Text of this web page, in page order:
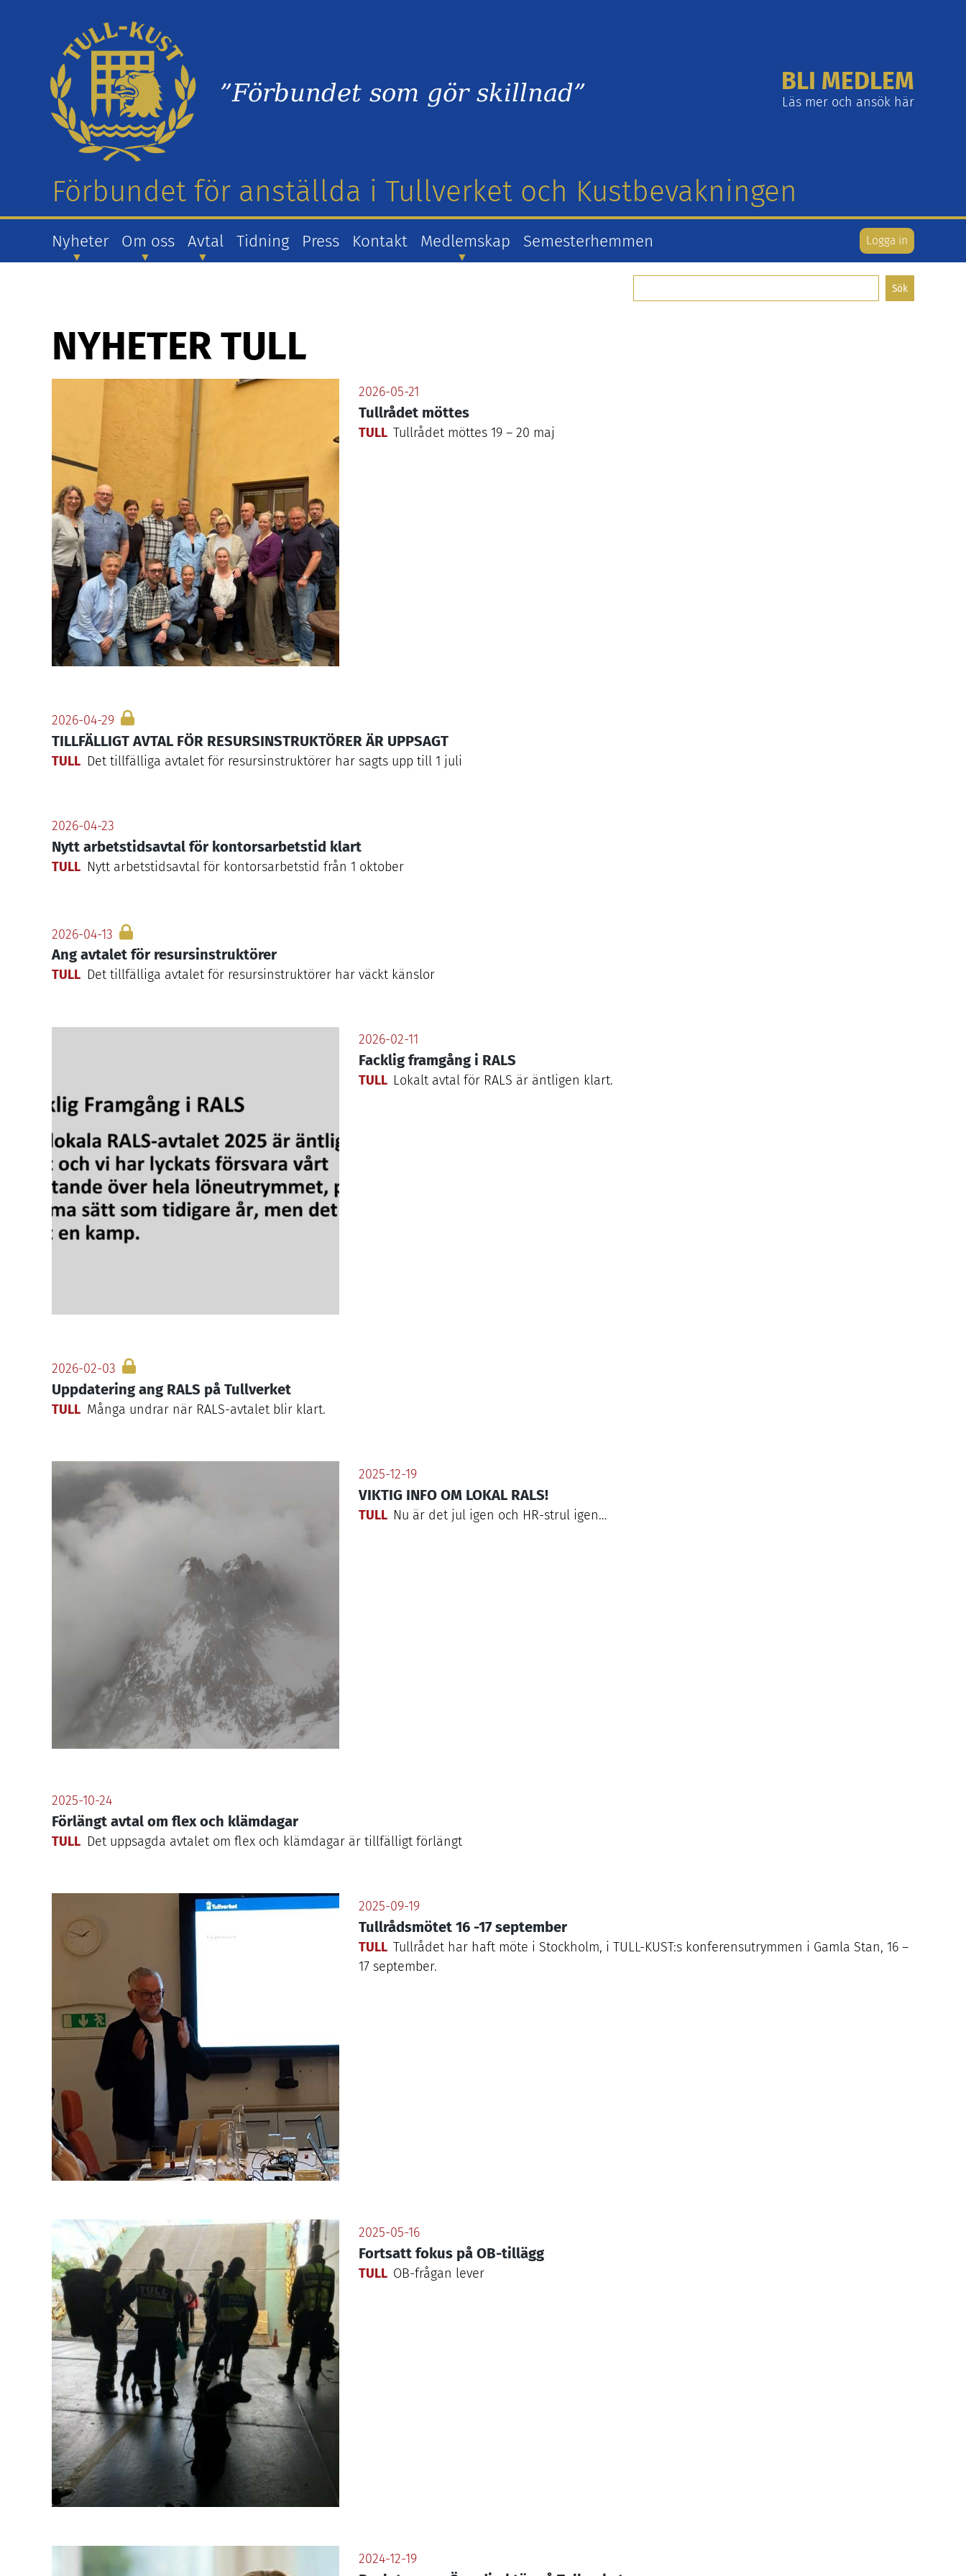
”Förbundet som gör skillnad” BLI MEDLEM
Läs mer och ansök här
Förbundet för anställda i Tullverket och Kustbevakningen
Nyheter Om oss Avtal Tidning Press Kontakt Medlemskap Semesterhemmen Logga in
NYHETER TULL
2026-05-21
Tullrådet möttes
TULL Tullrådet möttes 19 –20 maj
2026-04-29
TILLFÄLLIGT AVTAL FÖR RESURSINSTRUKTÖRER ÄR UPPSAGT
TULL Det tillfälliga avtalet för resursinstruktörer har sagts upp till 1 juli
2026-04-23
Nytt arbetstidsavtal för kontorsarbetstid klart
TULL Nytt arbetstidsavtal för kontorsarbetstid från 1 oktober
2026-04-13
Ang avtalet för resursinstruktörer
TULL Det tillfälliga avtalet för resursinstruktörer har väckt känslor
2026-02-11
Facklig framgång i RALS
TULL Lokalt avtal för RALS är äntligen klart.
2026-02-03
Uppdatering ang RALS på Tullverket
TULL Många undrar när RALS-avtalet blir klart.
2025-12-19
VIKTIG INFO OM LOKAL RALS!
TULL Nu är det jul igen och HR-strul igen…
2025-10-24
Förlängt avtal om flex och klämdagar
TULL Det uppsagda avtalet om flex och klämdagar är tillfälligt förlängt
2025-09-19
Tullrådsmötet 16 -17 september
TULL Tullrådet har haft möte i Stockholm, iTULL-KUST:s konferensutrymmen i Gamla Stan, 16 –
17september.
2025-05-16
Fortsatt fokus på OB-tillägg
TULL OB-frågan lever
2024-12-19